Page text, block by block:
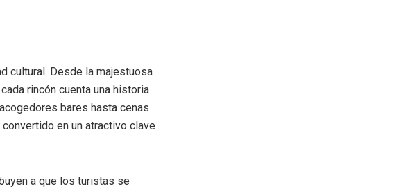
cultural. Desde la majestuosa
rincón cuenta una historia
bares hasta cenas
en un atractivo clave
a que los turistas se